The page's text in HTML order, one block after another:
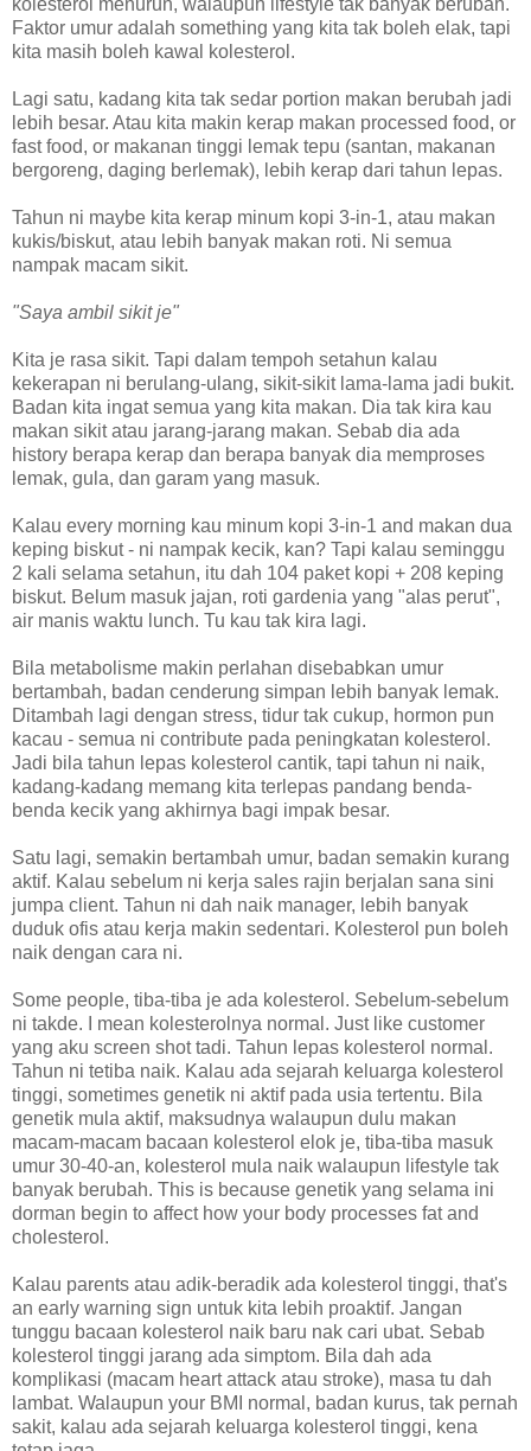
kolesterol menurun, walaupun lifestyle tak banyak berubah.
Faktor umur adalah something yang kita tak boleh elak, tapi
kita masih boleh kawal kolesterol.
Lagi satu, kadang kita tak sedar portion makan berubah jadi
lebih besar. Atau kita makin kerap makan processed food, or
fast food, or makanan tinggi lemak tepu (santan, makanan
bergoreng, daging berlemak), lebih kerap dari tahun lepas.
Tahun ni maybe kita kerap minum kopi 3-in-1, atau makan
kukis/biskut, atau lebih banyak makan roti. Ni semua
nampak macam sikit.
"Saya ambil sikit je"
Kita je rasa sikit. Tapi dalam tempoh setahun kalau
kekerapan ni berulang-ulang, sikit-sikit lama-lama jadi bukit.
Badan kita ingat semua yang kita makan. Dia tak kira kau
makan sikit atau jarang-jarang makan. Sebab dia ada
history berapa kerap dan berapa banyak dia memproses
lemak, gula, dan garam yang masuk.
Kalau every morning kau minum kopi 3-in-1 and makan dua
keping biskut - ni nampak kecik, kan? Tapi kalau seminggu
2 kali selama setahun, itu dah 104 paket kopi + 208 keping
biskut. Belum masuk jajan, roti gardenia yang "alas perut",
air manis waktu lunch. Tu kau tak kira lagi.
Bila metabolisme makin perlahan disebabkan umur
bertambah, badan cenderung simpan lebih banyak lemak.
Ditambah lagi dengan stress, tidur tak cukup, hormon pun
kacau - semua ni contribute pada peningkatan kolesterol.
Jadi bila tahun lepas kolesterol cantik, tapi tahun ni naik,
kadang-kadang memang kita terlepas pandang benda-
benda kecik yang akhirnya bagi impak besar.
Satu lagi, semakin bertambah umur, badan semakin kurang
aktif. Kalau sebelum ni kerja sales rajin berjalan sana sini
jumpa client. Tahun ni dah naik manager, lebih banyak
duduk ofis atau kerja makin sedentari. Kolesterol pun boleh
naik dengan cara ni.
Some people, tiba-tiba je ada kolesterol. Sebelum-sebelum
ni takde. I mean kolesterolnya normal. Just like customer
yang aku screen shot tadi. Tahun lepas kolesterol normal.
Tahun ni tetiba naik. Kalau ada sejarah keluarga kolesterol
tinggi, sometimes genetik ni aktif pada usia tertentu. Bila
genetik mula aktif, maksudnya walaupun dulu makan
macam-macam bacaan kolesterol elok je, tiba-tiba masuk
umur 30-40-an, kolesterol mula naik walaupun lifestyle tak
banyak berubah. This is because genetik yang selama ini
dorman begin to affect how your body processes fat and
cholesterol.
Kalau parents atau adik-beradik ada kolesterol tinggi, that's
an early warning sign untuk kita lebih proaktif. Jangan
tunggu bacaan kolesterol naik baru nak cari ubat. Sebab
kolesterol tinggi jarang ada simptom. Bila dah ada
komplikasi (macam heart attack atau stroke), masa tu dah
lambat. Walaupun your BMI normal, badan kurus, tak pernah
sakit, kalau ada sejarah keluarga kolesterol tinggi, kena